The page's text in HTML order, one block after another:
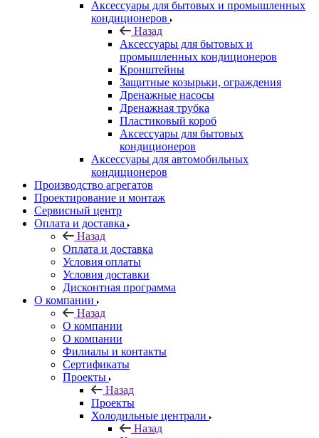
Аксессуары для бытовых и промышленных
кондиционеров
Назад
Аксессуары для бытовых и
промышленных кондиционеров
Кронштейны
Защитные козырьки, ограждения
Дренажные насосы
Дренажная трубка
Пластиковый короб
Аксессуары для бытовых
кондиционеров
Аксессуары для автомобильных
кондиционеров
Производство агрегатов
Проектирование и монтаж
Сервисный центр
Оплата и доставка
Назад
Оплата и доставка
Условия оплаты
Условия доставки
Дисконтная программа
О компании
Назад
О компании
О компании
Филиалы и контакты
Сертификаты
Проекты
Назад
Проекты
Холодильные централи
Назад